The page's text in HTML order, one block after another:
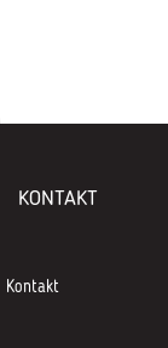
KONTAKT
Kontakt